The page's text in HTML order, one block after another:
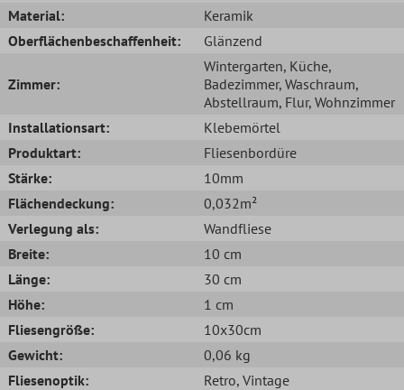
Material:
Keramik
Oberflächenbeschaffenheit:
Glänzend
Zimmer:
Wintergarten, Küche,
Badezimmer, Waschraum,
Abstellraum, Flur, Wohnzimmer
Installationsart:
Klebemörtel
Produktart:
Fliesenbordüre
Stärke:
10mm
Flächendeckung:
0,032m²
Verlegung als:
Wandfliese
Breite:
10 cm
Länge:
30 cm
Höhe:
1 cm
Fliesengröße:
10x30cm
Gewicht:
0,06 kg
Fliesenoptik:
Retro, Vintage